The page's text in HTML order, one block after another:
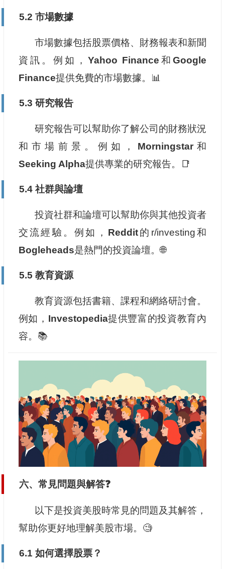
5.2 市場數據
市場數據包括股票價格、財務報表和新聞
資訊。例如， Yahoo Finance 和 Google
Finance提供免費的市場數據。📊
5.3 研究報告
研究報告可以幫助你了解公司的財務狀況
和市場前景。例如， Morningstar和
Seeking Alpha提供專業的研究報告。📑
5.4 社群與論壇
投資社群和論壇可以幫助你與其他投資者
交流經驗。例如， Reddit的r/investing和
Bogleheads是熱門的投資論壇。🌐
5.5 教育資源
教育資源包括書籍、課程和網絡研討會。
例如， Investopedia提供豐富的投資教育內
容。📚
六、常見問題與解答❓
以下是投資美股時常見的問題及其解答，
幫助你更好地理解美股市場。🧐
6.1 如何選擇股票？